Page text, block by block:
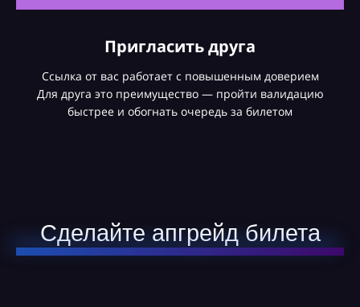
Пригласить друга
Ссылка от вас работает с повышенным доверием
Для друга это преимущество — пройти валидацию
быстрее и обогнать очередь за билетом
Сделайте апгрейд билета